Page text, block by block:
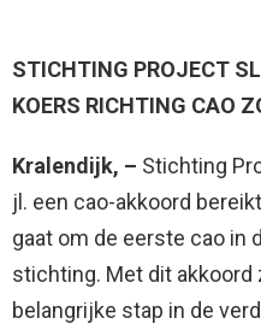
STICHTING PROJECT
KOERS RICHTING CAO
Kralendijk, – Stichting
jl. een cao-akkoord
gaat om de eerste cao in
stichting. Met dit
belangrijke stap in de